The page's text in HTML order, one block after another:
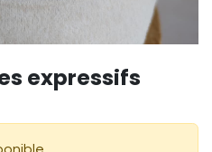
expressifs